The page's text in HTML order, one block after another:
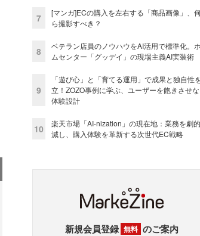
7
[マンガ]ECの購入を左右する「商品画像」、
ら撮影すべき？
8
ベテラン店員のノウハウをAI活用で標準化。
ムセンター「グッデイ」の現場主義AI実装術
9
「遊び心」と「育てる運用」で成果と独自性
立！ZOZO事例に学ぶ、ユーザーを飽きさせ
体験設計
10
楽天市場「AI-nization」の現在地：業務を劇
減し、購入体験を革新する次世代EC戦略
新規会員登録 無料 のご案内